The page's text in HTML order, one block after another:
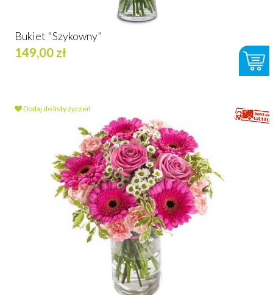
Bukiet "Szykowny"
149,00 zł
Dodaj do listy życzeń